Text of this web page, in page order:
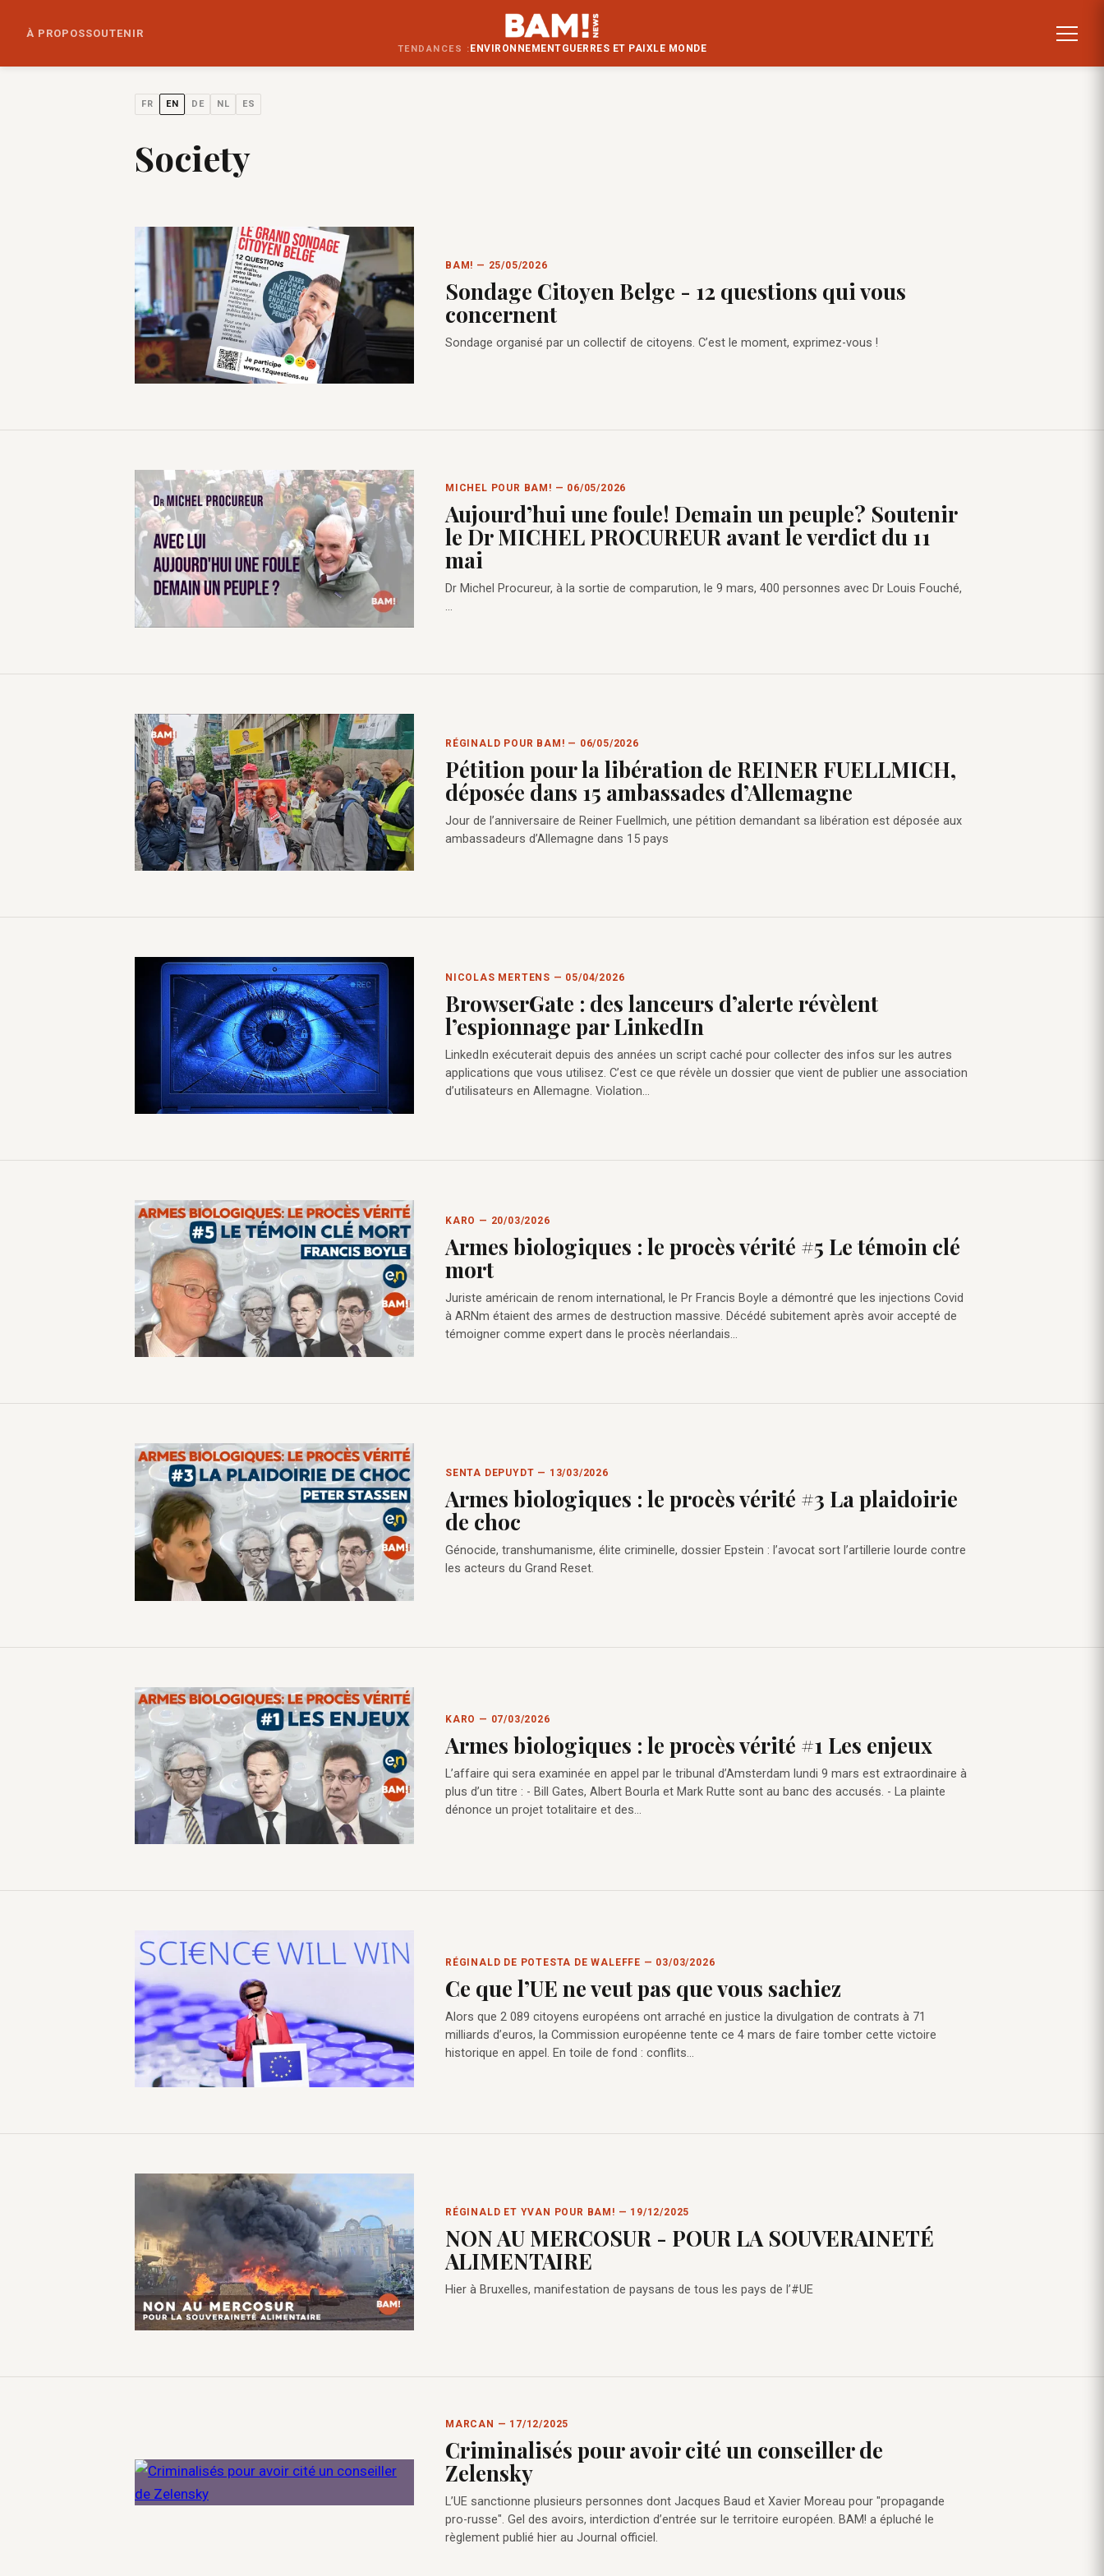
À PROPOSSOUTENIR
TENDANCES : ENVIRONNEMENTGUERRES ET PAIXLE MONDE
FR EN DE NL ES
Society
BAM! — 25/05/2026
Sondage Citoyen Belge - 12 questions qui vous
concernent
Sondage organisé par un collectif de citoyens. C’est le moment, exprimez-vous !
MICHEL POUR BAM! — 06/05/2026
Aujourd’hui une foule! Demain un peuple? Soutenir
le Dr MICHEL PROCUREUR avant le verdict du 11
mai
Dr Michel Procureur, à la sortie de comparution, le 9 mars, 400 personnes avec Dr Louis Fouché,
...
RÉGINALD POUR BAM! — 06/05/2026
Pétition pour la libération de REINER FUELLMICH,
déposée dans 15 ambassades d’Allemagne
Jour de l’anniversaire de Reiner Fuellmich, une pétition demandant sa libération est déposée aux
ambassadeurs d’Allemagne dans 15 pays
NICOLAS MERTENS — 05/04/2026
BrowserGate : des lanceurs d’alerte révèlent
l’espionnage par LinkedIn
LinkedIn exécuterait depuis des années un script caché pour collecter des infos sur les autres
applications que vous utilisez. C’est ce que révèle un dossier que vient de publier une association
d’utilisateurs en Allemagne. Violation…
KARO — 20/03/2026
Armes biologiques : le procès vérité #5 Le témoin clé
mort
Juriste américain de renom international, le Pr Francis Boyle a démontré que les injections Covid
à ARNm étaient des armes de destruction massive. Décédé subitement après avoir accepté de
témoigner comme expert dans le procès néerlandais…
SENTA DEPUYDT — 13/03/2026
Armes biologiques : le procès vérité #3 La plaidoirie
de choc
Génocide, transhumanisme, élite criminelle, dossier Epstein : l’avocat sort l’artillerie lourde contre
les acteurs du Grand Reset.
KARO — 07/03/2026
Armes biologiques : le procès vérité #1 Les enjeux
L’affaire qui sera examinée en appel par le tribunal d’Amsterdam lundi 9 mars est extraordinaire à
plus d’un titre : - Bill Gates, Albert Bourla et Mark Rutte sont au banc des accusés. - La plainte
dénonce un projet totalitaire et des…
RÉGINALD DE POTESTA DE WALEFFE — 03/03/2026
Ce que l’UE ne veut pas que vous sachiez
Alors que 2 089 citoyens européens ont arraché en justice la divulgation de contrats à 71
milliards d’euros, la Commission européenne tente ce 4 mars de faire tomber cette victoire
historique en appel. En toile de fond : conflits…
RÉGINALD ET YVAN POUR BAM! — 19/12/2025
NON AU MERCOSUR - POUR LA SOUVERAINETÉ
ALIMENTAIRE
Hier à Bruxelles, manifestation de paysans de tous les pays de l’#UE
MARCAN — 17/12/2025
Criminalisés pour avoir cité un conseiller de
Zelensky
L’UE sanctionne plusieurs personnes dont Jacques Baud et Xavier Moreau pour "propagande
pro-russe". Gel des avoirs, interdiction d’entrée sur le territoire européen. BAM! a épluché le
règlement publié hier au Journal officiel.